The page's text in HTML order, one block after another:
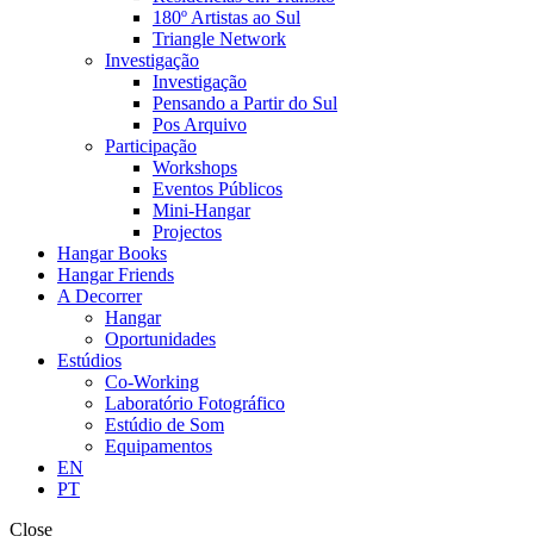
180º Artistas ao Sul
Triangle Network
Investigação
Investigação
Pensando a Partir do Sul
Pos Arquivo
Participação
Workshops
Eventos Públicos
Mini-Hangar
Projectos
Hangar Books
Hangar Friends
A Decorrer
Hangar
Oportunidades
Estúdios
Co-Working
Laboratório Fotográfico
Estúdio de Som
Equipamentos
EN
PT
Close